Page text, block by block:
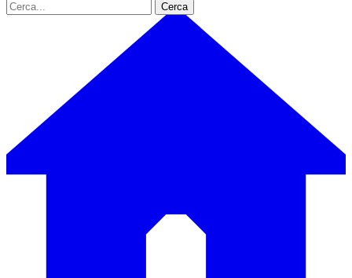
Cerca